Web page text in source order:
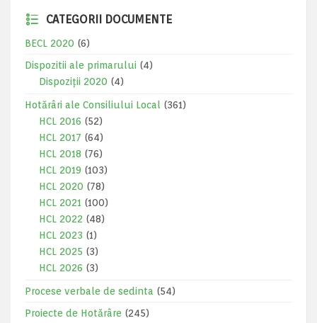
CATEGORII DOCUMENTE
BECL 2020 (6)
Dispozitii ale primarului (4)
Dispoziții 2020 (4)
Hotărâri ale Consiliului Local
(361)
HCL 2016 (52)
HCL 2017 (64)
HCL 2018 (76)
HCL 2019 (103)
HCL 2020 (78)
HCL 2021 (100)
HCL 2022 (48)
HCL 2023 (1)
HCL 2025 (3)
HCL 2026 (3)
Procese verbale de sedinta (54)
Proiecte de Hotărâre (245)